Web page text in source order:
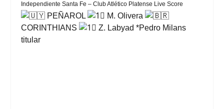
Independiente Santa Fe – Club Atlético Platense Live Score
PEÑAROL
M. Olivera
CORINTHIANS
Z. Labyad *Pedro Milans
titular